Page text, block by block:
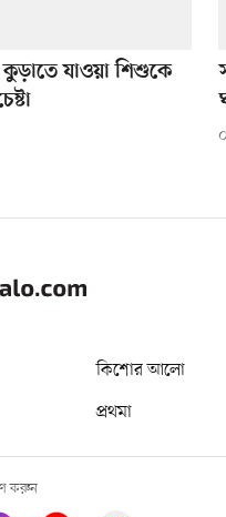
যাওয়া শিশুকে
কিশোর আলো
প্রথমা
করুন